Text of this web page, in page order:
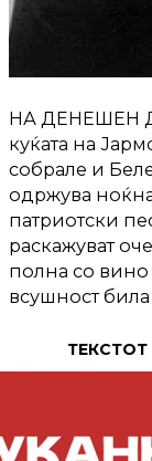
НА ДЕНЕШЕН
куќата на
собрале и
одржува
патриотски
раскажуват
полна со вино
всушност